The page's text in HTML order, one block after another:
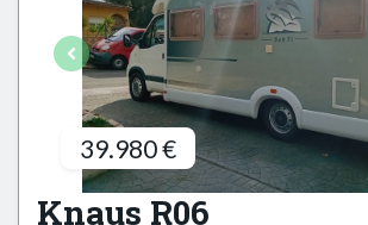
39.980 €
Knaus R06